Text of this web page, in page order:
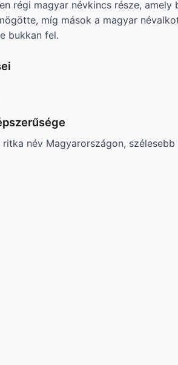
régi magyar névkincs része,
míg mások a magyar
bukkan fel.
név Magyarországon,